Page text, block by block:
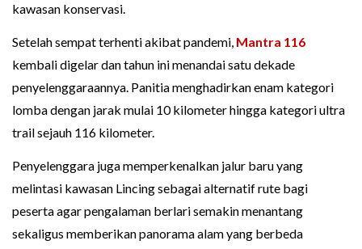
kawasan konservasi.
Setelah sempat terhenti akibat pandemi, Mantra 116
kembali digelar dan tahun ini menandai satu dekade
penyelenggaraannya. Panitia menghadirkan enam kategori
lomba dengan jarak mulai 10 kilometer hingga kategori ultra
trail sejauh 116 kilometer.
Penyelenggara juga memperkenalkan jalur baru yang
melintasi kawasan Lincing sebagai alternatif rute bagi
peserta agar pengalaman berlari semakin menantang
sekaligus memberikan panorama alam yang berbeda